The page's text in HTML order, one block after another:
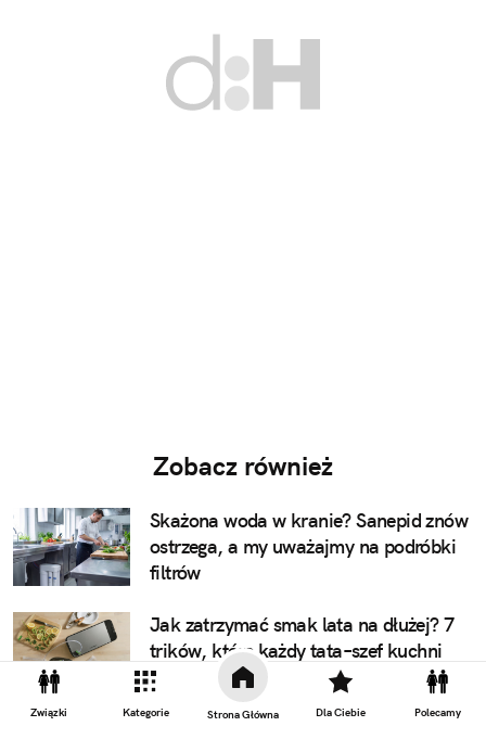
Związki Kategorie Strona Główna Dla Ciebie Polecamy
Zobacz również
Skażona woda w kranie? Sanepid znów
ostrzega, a my uważajmy na podróbki
filtrów
Jak zatrzymać smak lata na dłużej? 7
trików, które każdy tata–szef kuchni
powinien znać